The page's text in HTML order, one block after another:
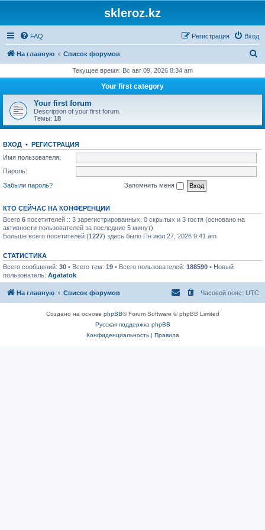
skleroz.kz
FAQ Вход
Регистрация
На главную Список форумов
с
Текущее время: Вс авг 09, 2026 8:34 am
Your first category
Your first forum
Description of your first forum.
Темы: 18
ВХОД • РЕГИСТРАЦИЯ
Имя пользователя:
Пароль:
Забыли пароль?
Запомнить меня
КТО СЕЙЧАС НА КОНФЕРЕНЦИИ
Всего 6 посетителей :: 3 зарегистрированных, 0 скрытых и 3 гостя (основано на
активности пользователей за последние 5 минут)
Больше всего посетителей (1227) здесь было Пн июл 27, 2026 9:41 am
СТАТИСТИКА
Всего сообщений: 30 • Всего тем: 19 • Всего пользователей: 188590 • Новый
пользователь: Agatatok
На главную Список форумов Часовой пояс: UTC
Создано на основе phpBB® Forum Software © phpBB Limited
Русская поддержка phpBB
Конфиденциальность| Правила